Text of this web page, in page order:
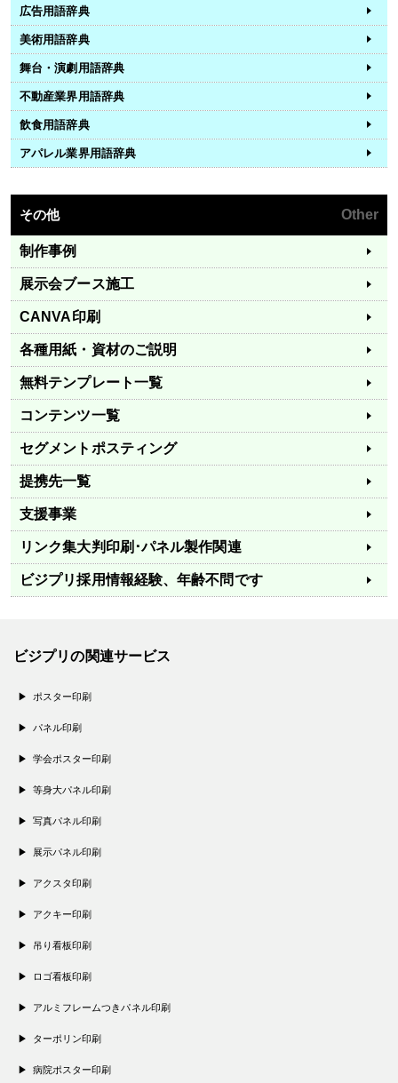
広告用語辞典
美術用語辞典
舞台・演劇用語辞典
不動産業界用語辞典
飲食用語辞典
アパレル業界用語辞典
その他 Other
制作事例
展示会ブース施工
CANVA印刷
各種用紙・資材のご説明
無料テンプレート一覧
コンテンツ一覧
セグメントポスティング
提携先一覧
支援事業
リンク集大判印刷･パネル製作関連
ビジプリ採用情報経験、年齢不問です
ビジプリの関連サービス
ポスター印刷
パネル印刷
学会ポスター印刷
等身大パネル印刷
写真パネル印刷
展示パネル印刷
アクスタ印刷
アクキー印刷
吊り看板印刷
ロゴ看板印刷
アルミフレームつきパネル印刷
ターポリン印刷
病院ポスター印刷